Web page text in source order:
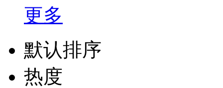
更多
默认排序
热度